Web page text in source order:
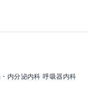
内分泌内科 呼吸器内科